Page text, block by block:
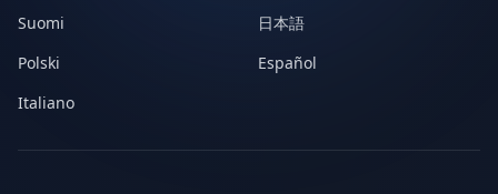
Suomi
日本語
Polski
Español
Italiano